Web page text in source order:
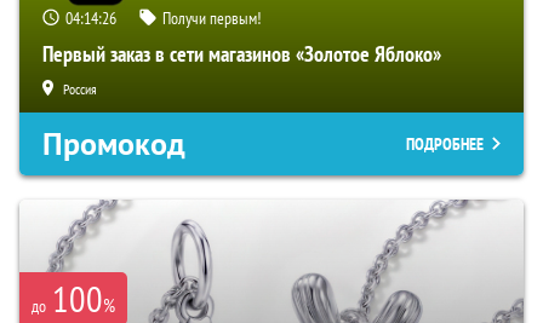
04:14:26 Получи первым!
Первый заказ в сети магазинов «Золотое Яблоко»
Россия
Промокод ПОДРОБНЕЕ
до 100%